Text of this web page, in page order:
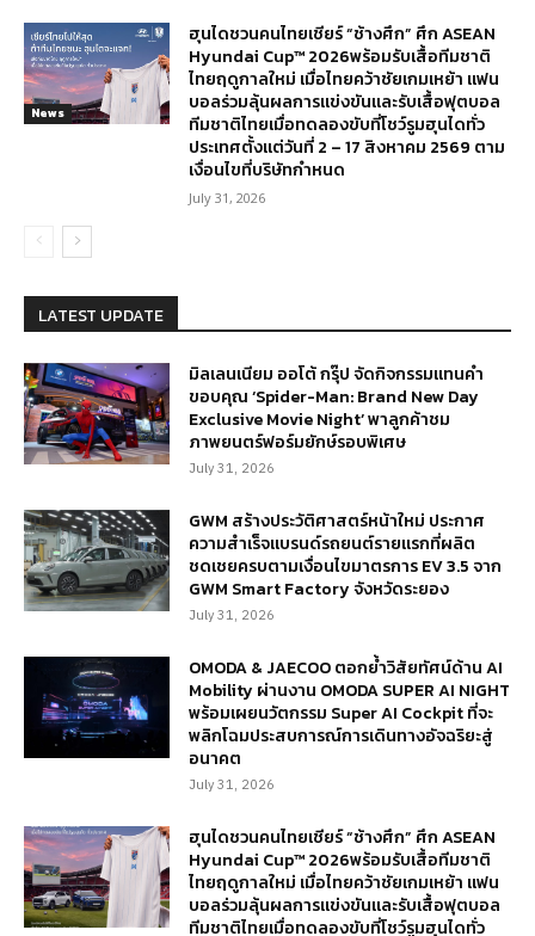
News
ฮุนไดชวนคนไทยเชียร์ “ช้างศึก” ศึก ASEAN
Hyundai Cup™ 2026พร้อมรับเสื้อทีมชาติ
ไทยฤดูกาลใหม่ เมื่อไทยคว้าชัยเกมเหย้า แฟน
บอลร่วมลุ้นผลการแข่งขันและรับเสื้อฟุตบอล
ทีมชาติไทยเมื่อทดลองขับที่โชว์รูมฮุนไดทั่ว
ประเทศตั้งแต่วันที่ 2 – 17 สิงหาคม 2569 ตาม
เงื่อนไขที่บริษัทกำหนด
July 31, 2026
LATEST UPDATE
มิลเลนเนียม ออโต้ กรุ๊ป จัดกิจกรรมแทนคำ
ขอบคุณ ‘Spider-Man: Brand New Day
Exclusive Movie Night’ พาลูกค้าชม
ภาพยนตร์ฟอร์มยักษ์รอบพิเศษ
July 31, 2026
GWM สร้างประวัติศาสตร์หน้าใหม่ ประกาศ
ความสำเร็จแบรนด์รถยนต์รายแรกที่ผลิต
ชดเชยครบตามเงื่อนไขมาตรการ EV 3.5 จาก
GWM Smart Factory จังหวัดระยอง
July 31, 2026
OMODA & JAECOO ตอกย้ำวิสัยทัศน์ด้าน AI
Mobility ผ่านงาน OMODA SUPER AI NIGHT
พร้อมเผยนวัตกรรม Super AI Cockpit ที่จะ
พลิกโฉมประสบการณ์การเดินทางอัจฉริยะสู่
อนาคต
July 31, 2026
ฮุนไดชวนคนไทยเชียร์ “ช้างศึก” ศึก ASEAN
Hyundai Cup™ 2026พร้อมรับเสื้อทีมชาติ
ไทยฤดูกาลใหม่ เมื่อไทยคว้าชัยเกมเหย้า แฟน
บอลร่วมลุ้นผลการแข่งขันและรับเสื้อฟุตบอล
ทีมชาติไทยเมื่อทดลองขับที่โชว์รูมฮุนไดทั่ว